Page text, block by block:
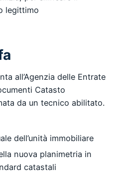
legittimo
all’Agenzia delle Entrate
Catasto
da un tecnico abilitato.
dell’unità immobiliare
nuova planimetria in
catastali